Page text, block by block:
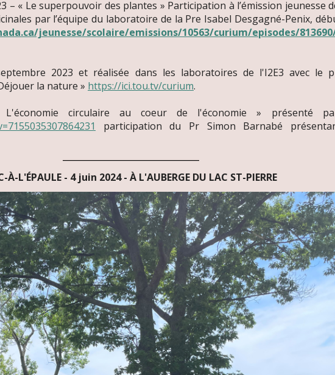
– « Le superpouvoir des plantes » Participation à l’émission jeunesse
par l’équipe du laboratoire de la Pre Isabel Desgagné-Penix,
jeunesse/scolaire/emissions/10563/curium/episodes/
2023 et réalisée dans les laboratoires de l'I2E3 avec le
la nature » https://ici.tou.tv/curium.
circulaire au coeur de l'économie » présenté
participation du Pr Simon Barnabé
À-L'ÉPAULE - 4 juin 2024 - À L'AUBERGE DU LAC ST-PIERRE